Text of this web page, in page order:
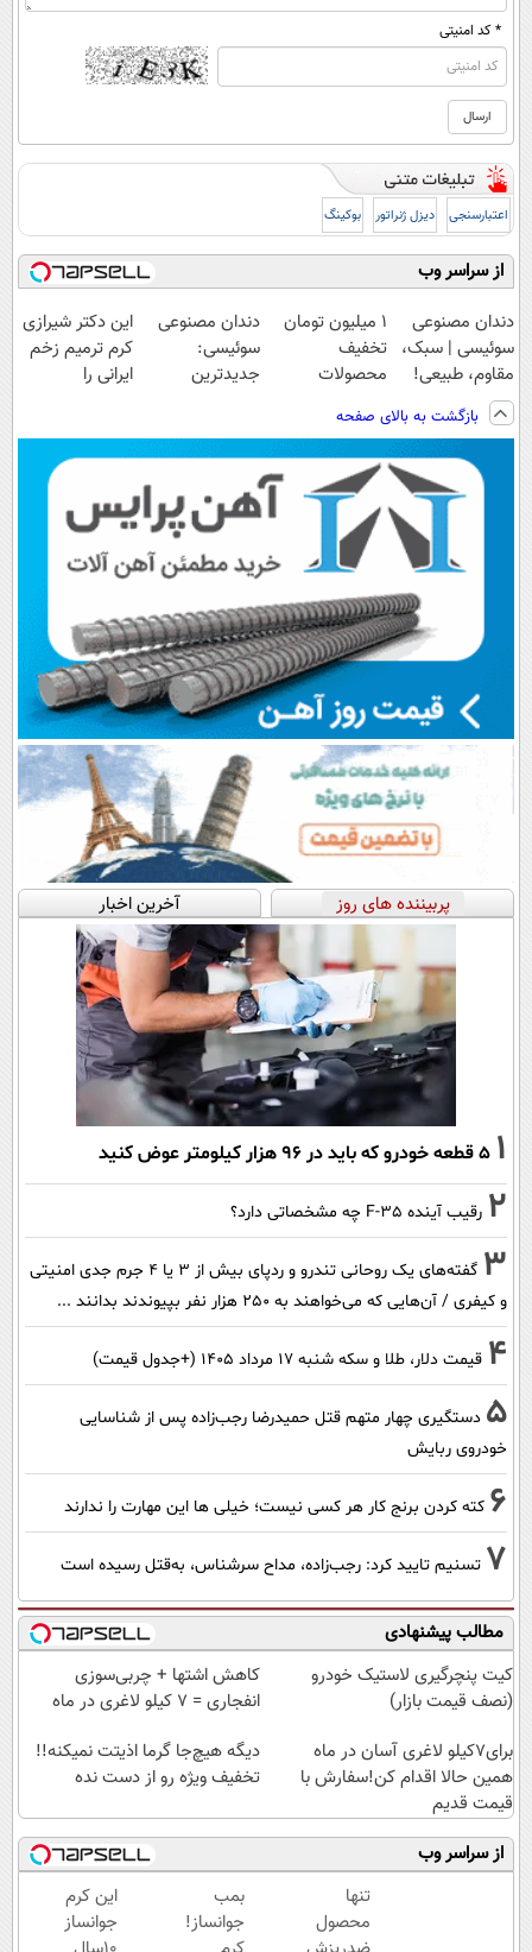
* کد امنیتی
اعتبارسنجی دیزل ژنراتور بوکینگ
از سراسر وب
دندان مصنوعی
سوئیسی | سبک،
مقاوم، طبیعی!
ویزیت
رایگان+پرداخت
اقساطی😍
۱ میلیون تومان
تخفیف
محصولات
نزدیک‌تر به
شروع کاهش
وزن
دندان مصنوعی
سوئیسی:
جدیدترین
پرداخت قسطی
این دکتر شیرازی
کرم ترمیم زخم
ایرانی را
بازگشت به بالای صفحه
پربیننده های روز آخرین اخبار
1 ۵ قطعه خودرو که باید در ۹۶ هزار کیلومتر عوض کنید
2 رقیب آینده F-35 چه مشخصاتی دارد؟
3
گفته‌های یک روحانی تندرو و ردپای بیش از ۳ یا ۴ جرم جدی امنیتی
و کیفری / آن‌هایی که می‌خواهند به ۲۵۰ هزار نفر بپیوندند بدانند ...
4 قیمت دلار، طلا و سکه شنبه ۱۷ مرداد ۱۴۰۵ (+جدول قیمت)
5 دستگیری چهار متهم قتل حمیدرضا رجب‌زاده پس از شناسایی
خودروی ربایش
6 کته کردن برنج کار هر کسی نیست؛ خیلی ها این مهارت را ندارند
7 تسنیم تایید کرد: رجب‌زاده، مداح سرشناس، به‌قتل رسیده است
مطالب پیشنهادی
کیت پنچرگیری لاستیک خودرو
(نصف قیمت بازار)
کاهش اشتها + چربی‌سوزی
انفجاری = ۷ کیلو لاغری در ماه
برای7کیلو لاغری آسان در ماه
همین حالا اقدام کن!سفارش با
قیمت قدیم
دیگه هیچ‌جا گرما اذیتت نمیکنه!!
تخفیف ویژه رو از دست نده
از سراسر وب
تنها
محصول
بمب
جوانساز!
این کرم
جوانساز